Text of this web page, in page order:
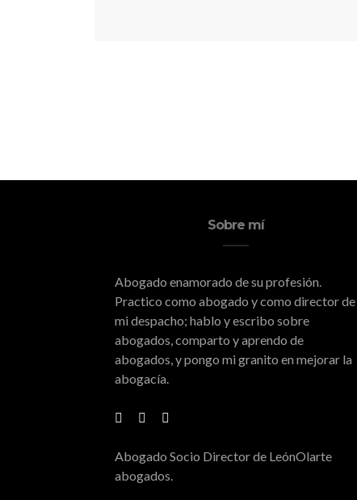
Sobre mí
Abogado enamorado de su profesión.
Practico como abogado y como director de
mi despacho; hablo y escribo sobre
abogados, comparto y aprendo de
abogados, y pongo mi granito en mejorar la
abogacía.
Abogado Socio Director de LeónOlarte
abogados.